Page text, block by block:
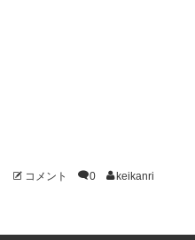
コメント 0
keikanri